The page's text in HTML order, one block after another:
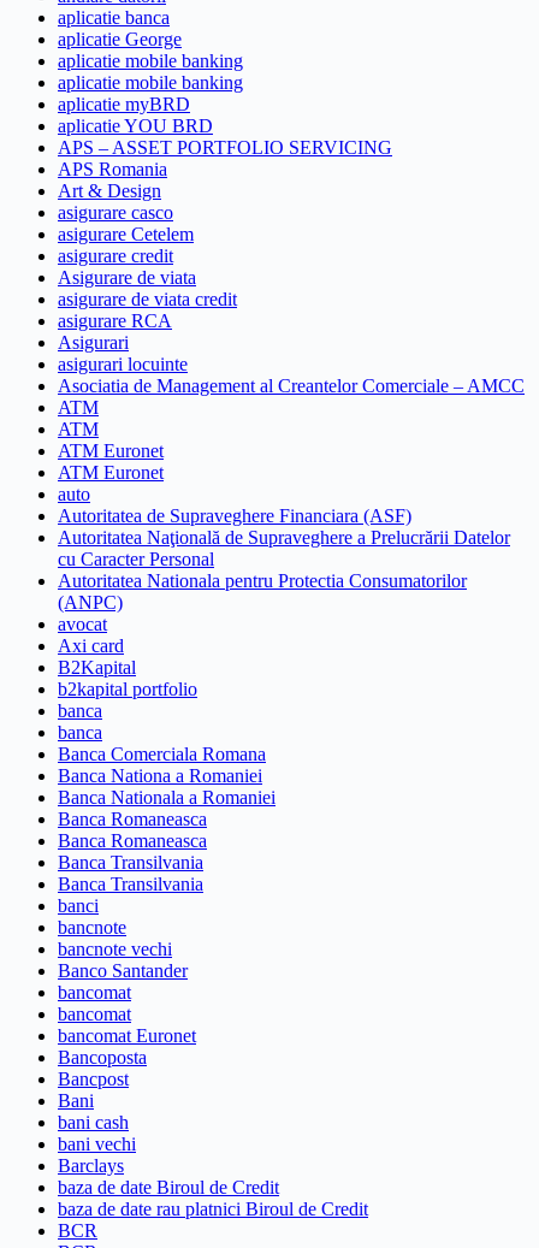
aplicatie banca
aplicatie George
aplicatie mobile banking
aplicatie mobile banking
aplicatie myBRD
aplicatie YOU BRD
APS – ASSET PORTFOLIO SERVICING
APS Romania
Art & Design
asigurare casco
asigurare Cetelem
asigurare credit
Asigurare de viata
asigurare de viata credit
asigurare RCA
Asigurari
asigurari locuinte
Asociatia de Management al Creantelor Comerciale – AMCC
ATM
ATM
ATM Euronet
ATM Euronet
auto
Autoritatea de Supraveghere Financiara (ASF)
Autoritatea Naţională de Supraveghere a Prelucrării Datelor
cu Caracter Personal
Autoritatea Nationala pentru Protectia Consumatorilor
(ANPC)
avocat
Axi card
B2Kapital
b2kapital portfolio
banca
banca
Banca Comerciala Romana
Banca Nationa a Romaniei
Banca Nationala a Romaniei
Banca Romaneasca
Banca Romaneasca
Banca Transilvania
Banca Transilvania
banci
bancnote
bancnote vechi
Banco Santander
bancomat
bancomat
bancomat Euronet
Bancoposta
Bancpost
Bani
bani cash
bani vechi
Barclays
baza de date Biroul de Credit
baza de date rau platnici Biroul de Credit
BCR